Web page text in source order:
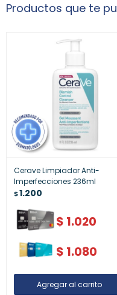
Productos que te
Cerave Limpiador Anti-
Imperfecciones 236ml
$1.200
$ 1.020
$ 1.080